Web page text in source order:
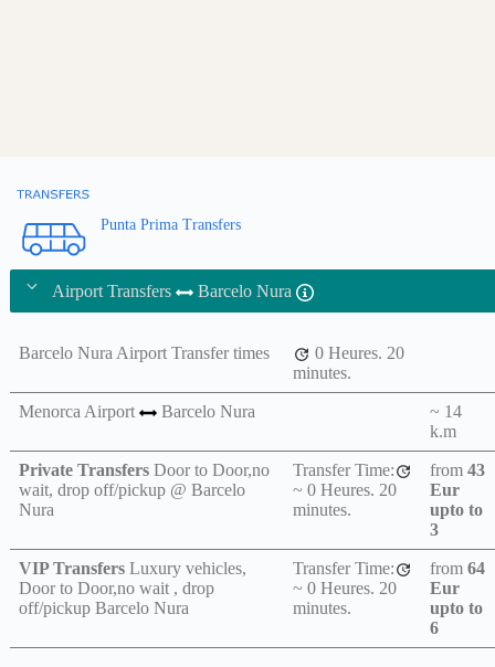
Punta Prima Transfers
Airport Transfers Barcelo Nura
Barcelo Nura Airport Transfer times 0 Heures. 20
minutes.
Menorca Airport Barcelo Nura
~ 14
k.m
Private Transfers Door to Door,no
wait, drop off/pickup @ Barcelo
Nura
Transfer Time:
~ 0 Heures. 20
minutes.
from 43
Eur
upto to
3
VIP Transfers Luxury vehicles,
Door to Door,no wait , drop
off/pickup Barcelo Nura
Transfer Time:
~ 0 Heures. 20
minutes.
from 64
Eur
upto to
6